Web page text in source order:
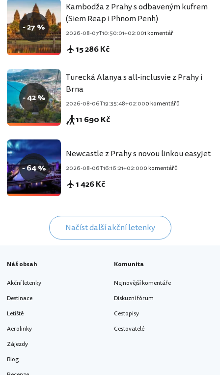
- 27 %
Kambodža z Prahy s odbaveným kufrem
(Siem Reap i Phnom Penh)
2026-08-07T10:50:01+02:001 komentář
15 286 Kč
- 42 %
Turecká Alanya s all-inclusvie z Prahy i
Brna
2026-08-06T19:35:48+02:000 komentářů
11 690 Kč
- 64 %
Newcastle z Prahy s novou linkou easyJet
2026-08-06T16:16:21+02:000 komentářů
1 426 Kč
Načíst další akční letenky
Náš obsah
Akční letenky
Destinace
Letiště
Aerolinky
Zájezdy
Blog
Komunita
Nejnovější komentáře
Diskuzní fórum
Cestopisy
Cestovatelé